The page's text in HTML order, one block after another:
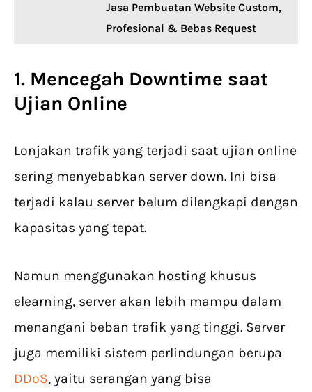
Jasa Pembuatan Website Custom,
Profesional & Bebas Request
1. Mencegah Downtime saat
Ujian Online
Lonjakan trafik yang terjadi saat ujian online
sering menyebabkan server down. Ini bisa
terjadi kalau server belum dilengkapi dengan
kapasitas yang tepat.
Namun menggunakan hosting khusus
elearning, server akan lebih mampu dalam
menangani beban trafik yang tinggi. Server
juga memiliki sistem perlindungan berupa
DDoS, yaitu serangan yang bisa